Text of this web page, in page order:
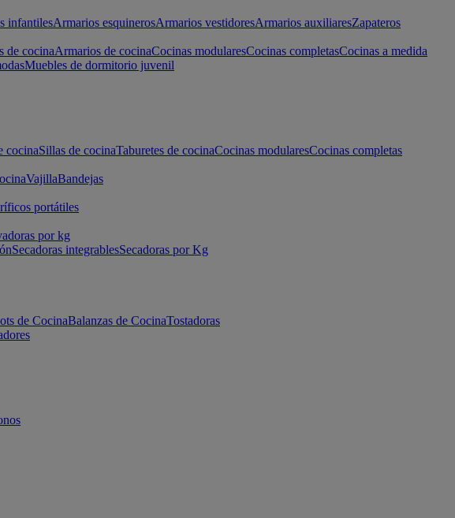
infantilesArmarios esquinerosArmarios vestidoresArmarios auxiliaresZapateros
de cocinaArmarios de cocinaCocinas modularesCocinas completasCocinas a medida
Muebles de dormitorio juvenil
cocinaSillas de cocinaTaburetes de cocinaCocinas modularesCocinas completas
VajillaBandejas
portátiles
por kg
Secadoras integrablesSecadoras por Kg
de CocinaBalanzas de CocinaTostadoras